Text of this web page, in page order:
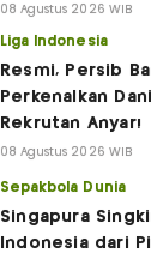
08 Agustus 2026 WIB
Liga Indonesia
Resmi, Persib
Perkenalkan
Rekrutan Anyar!
08 Agustus 2026 WIB
Sepakbola Dunia
Singapura
Indonesia dari